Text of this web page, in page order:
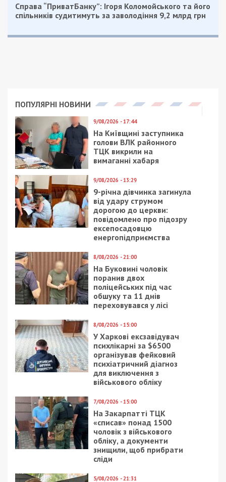
Справа “ПриватБанку”: Ігоря Коломойського та його
спільників судитимуть за заволодіння 9,2 млрд грн
ПОПУЛЯРНІ НОВИНИ
9/08/2026 - 17:44
На Київщині заступника
голови ВЛК районного
ТЦК викрили на
вимаганні хабаря
9/08/2026 - 13:29
9-річна дівчинка загинула
від удару струмом
дорогою до церкви:
повідомлено про підозру
ексепосадовцю
енергопідприємства
8/08/2026 - 21:00
На Буковині чоловік
поранив двох
поліцейських під час
обшуку та 11 днів
переховувався у лісі
8/08/2026 - 15:00
У Харкові ексзавідувач
психлікарні за $6500
організував фейковий
психіатричний діагноз
для виключення з
військового обліку
7/08/2026 - 15:00
На Закарпатті ТЦК
«списав» понад 1500
чоловік з військового
обліку, а документи
знищили, щоб прибрати
сліди
5/08/2026 - 21:31